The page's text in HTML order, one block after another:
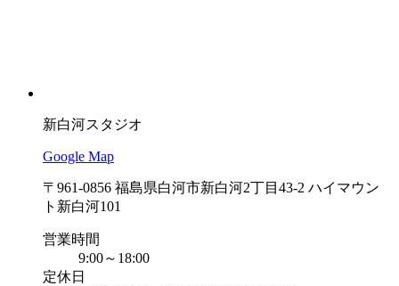
新白河スタジオ
Google Map
〒961-0856 福島県白河市新白河2丁目43-2 ハイマウン
ト新白河101
営業時間
9:00～18:00
定休日